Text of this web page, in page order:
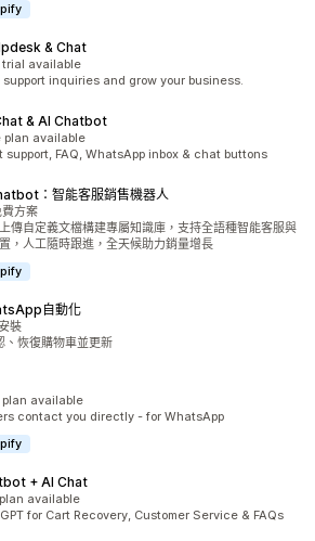
& Chat
trial available
inquiries and grow your business.
& AI Chatbot
plan available
support, FAQ, WhatsApp inbox & chat buttons
：智能客服銷售機器人
方案
傳自定義文檔構建專屬知識庫，支持全語種智能客服與
，人工隨時跟進，全天候助力銷量增長
自動化
裝
、恢復購物車並更新
plan available
contact you directly - for WhatsApp
+ AI Chat
available
for Cart Recovery, Customer Service & FAQs